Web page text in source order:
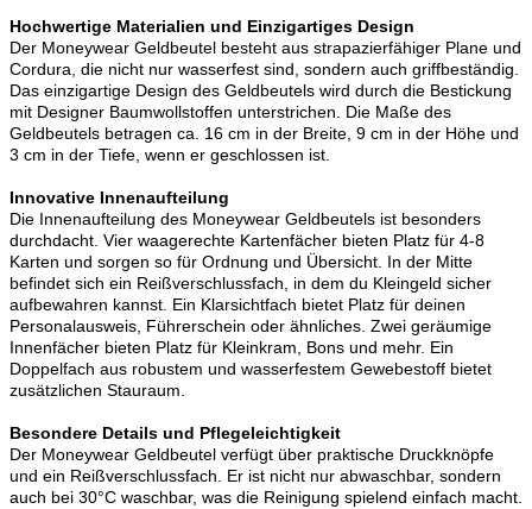
Hochwertige Materialien und Einzigartiges Design
Der Moneywear Geldbeutel besteht aus strapazierfähiger Plane und
Cordura, die nicht nur wasserfest sind, sondern auch griffbeständig.
Das einzigartige Design des Geldbeutels wird durch die Bestickung
mit Designer Baumwollstoffen unterstrichen. Die Maße des
Geldbeutels betragen ca. 16 cm in der Breite, 9 cm in der Höhe und
3 cm in der Tiefe, wenn er geschlossen ist.
Innovative Innenaufteilung
Die Innenaufteilung des Moneywear Geldbeutels ist besonders
durchdacht. Vier waagerechte Kartenfächer bieten Platz für 4-8
Karten und sorgen so für Ordnung und Übersicht. In der Mitte
befindet sich ein Reißverschlussfach, in dem du Kleingeld sicher
aufbewahren kannst. Ein Klarsichtfach bietet Platz für deinen
Personalausweis, Führerschein oder ähnliches. Zwei geräumige
Innenfächer bieten Platz für Kleinkram, Bons und mehr. Ein
Doppelfach aus robustem und wasserfestem Gewebestoff bietet
zusätzlichen Stauraum.
Besondere Details und Pflegeleichtigkeit
Der Moneywear Geldbeutel verfügt über praktische Druckknöpfe
und ein Reißverschlussfach. Er ist nicht nur abwaschbar, sondern
auch bei 30°C waschbar, was die Reinigung spielend einfach macht.